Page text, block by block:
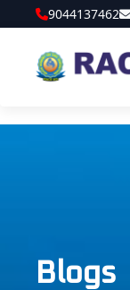
9044137462
Blogs